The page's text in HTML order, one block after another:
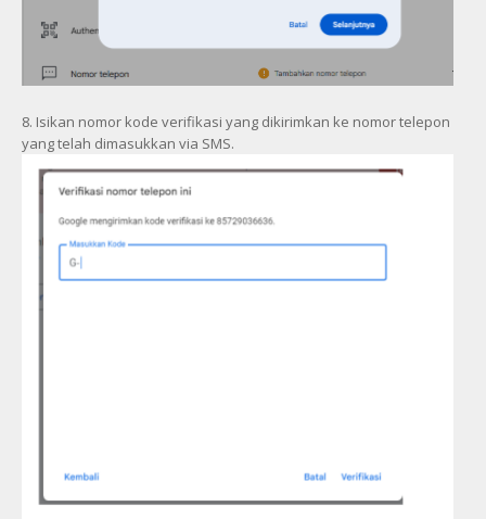
8. Isikan nomor kode verifikasi yang dikirimkan ke nomor telepon
yang telah dimasukkan via SMS.